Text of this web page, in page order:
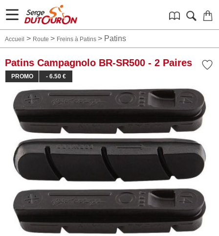
Accueil > Route > Freins à Patins > Patins
Patins Campagnolo BR-SR500 - 2 Paires
PROMO - 6.50 €